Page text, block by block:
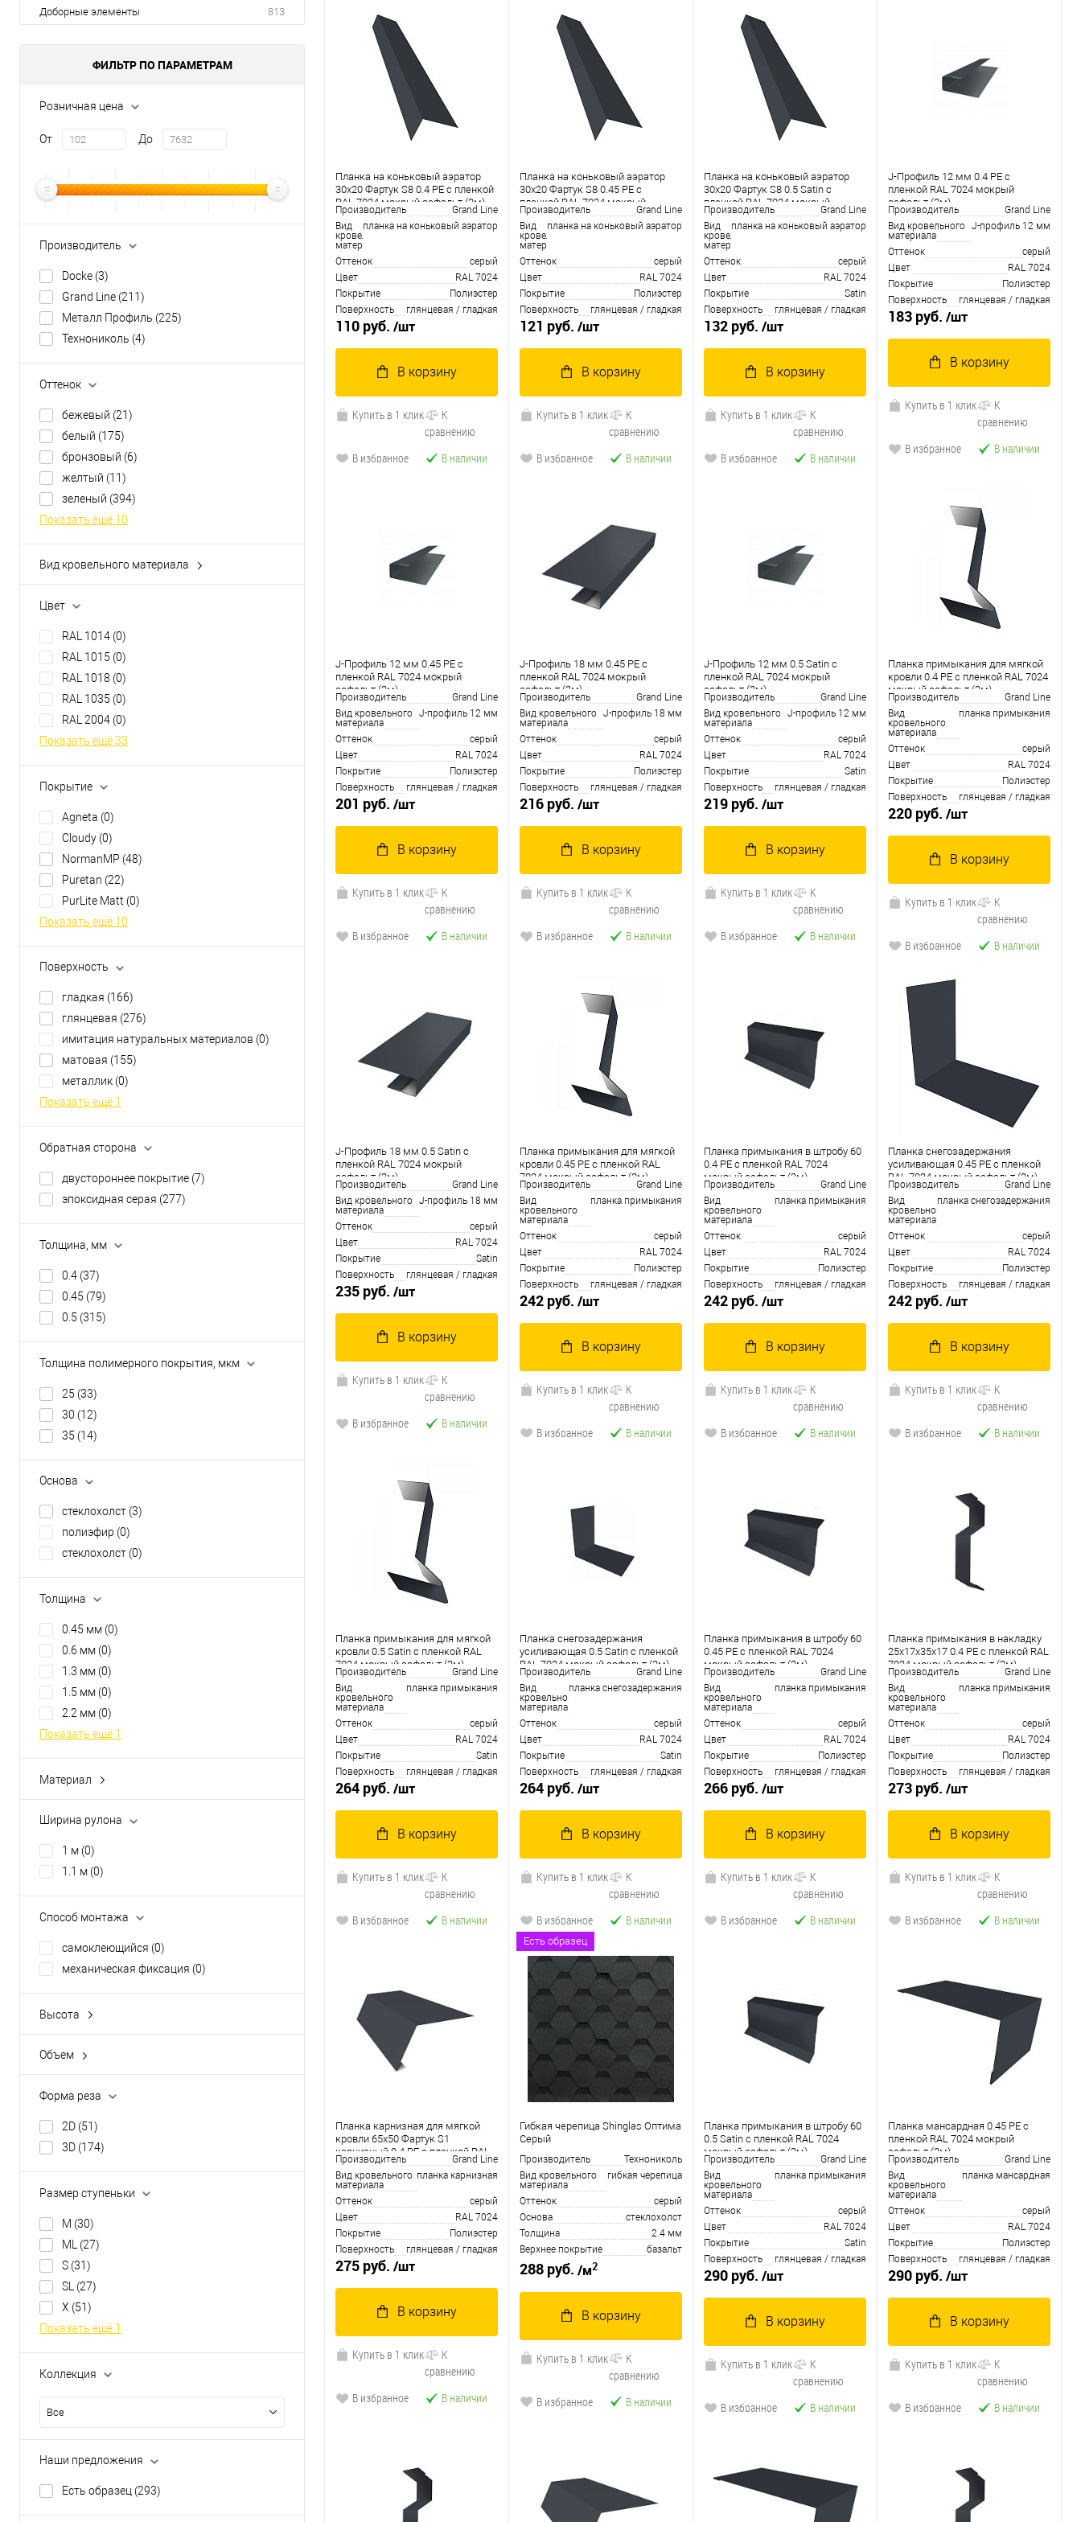
Доборные элементы 813
ФИЛЬТР ПО ПАРАМЕТРАМ
Розничная цена
От До
Производитель
Docke (3)
Grand Line (211)
Металл Профиль (225)
Технониколь (4)
Оттенок
бежевый (21)
белый (175)
бронзовый (6)
желтый (11)
зеленый (394)
Показать ещё 10
Вид кровельного материала
J-профиль 12 мм(3)
J-профиль 18 мм
гвозди (0)
гибкая черепица
Показать ещё 20
Цвет
RAL 1014 (0)
RAL 1015 (0)
RAL 1018 (0)
RAL 1035 (0)
RAL 2004 (0)
Показать ещё 33
Покрытие
Agneta (0)
Cloudy (0)
NormanMP (48)
Puretan (22)
PurLite Matt (0)
Показать ещё 10
Поверхность
гладкая (166)
глянцевая (276)
имитация натуральных материалов (0)
матовая (155)
металлик (0)
Показать ещё 1
Обратная сторона
двустороннее покрытие (7)
эпоксидная серая (277)
Толщина, мм
0.4 (37)
0.45 (79)
0.5 (315)
Толщина полимерного покрытия, мкм
25 (33)
30 (12)
35 (14)
Основа
cтеклохолст (3)
полиэфир (0)
стеклохолст (0)
Толщина
0.45 мм (0)
0.6 мм (0)
1.3 мм (0)
1.5 мм (0)
2.2 мм (0)
Показать ещё 1
Материал
полипропилен
Ширина рулона
1 м (0)
1.1 м (0)
Способ монтажа
cамоклеющийся (0)
механическая фиксация (0)
Высота
118 мм
30 мм(0)
Объем
0.29 л(0)
10 л(0)
Форма реза
2D (51)
3D (174)
Размер ступеньки
M (30)
ML (27)
S (31)
SL (27)
X (51)
Показать ещё 1
Коллекция
Все
Наши предложения
Есть образец (293)
Планка на коньковый аэратор
30х20 Фартук S8 0.4 PE с пленкой
RAL 7024 мокрый асфальт (2м)
Производитель
Grand Line
Вид
кровельного
материала
планка на коньковый аэратор
Оттенок
серый
Цвет
RAL 7024
Покрытие
Полиэстер
Поверхность
глянцевая / гладкая
110 руб. /шт
В корзину
Купить в 1 клик
К
сравнению
В избранное
В наличии
Планка на коньковый аэратор
30х20 Фартук S8 0.45 PE с
пленкой RAL 7024 мокрый
асфальт (2м)
Производитель
Grand Line
Вид
кровельного
материала
планка на коньковый аэратор
Оттенок
серый
Цвет
RAL 7024
Покрытие
Полиэстер
Поверхность
глянцевая / гладкая
121 руб. /шт
В корзину
Купить в 1 клик
К
сравнению
В избранное
В наличии
Планка на коньковый аэратор
30х20 Фартук S8 0.5 Satin с
пленкой RAL 7024 мокрый
асфальт (2м)
Производитель
Grand Line
Вид
кровельного
материала
планка на коньковый аэратор
Оттенок
серый
Цвет
RAL 7024
Покрытие
Satin
Поверхность
глянцевая / гладкая
132 руб. /шт
В корзину
Купить в 1 клик
К
сравнению
В избранное
В наличии
J-Профиль 12 мм 0.4 PE с
пленкой RAL 7024 мокрый
асфальт (2м)
Производитель
Grand Line
Вид кровельного
материала
J-профиль 12 мм
Оттенок
серый
Цвет
RAL 7024
Покрытие
Полиэстер
Поверхность
глянцевая / гладкая
183 руб. /шт
В корзину
Купить в 1 клик
К
сравнению
В избранное
В наличии
J-Профиль 12 мм 0.45 PE с
пленкой RAL 7024 мокрый
асфальт (2м)
Производитель
Grand Line
Вид кровельного
материала
J-профиль 12 мм
Оттенок
серый
Цвет
RAL 7024
Покрытие
Полиэстер
Поверхность
глянцевая / гладкая
201 руб. /шт
В корзину
Купить в 1 клик
К
сравнению
В избранное
В наличии
J-Профиль 18 мм 0.45 PE с
пленкой RAL 7024 мокрый
асфальт (2м)
Производитель
Grand Line
Вид кровельного
материала
J-профиль 18 мм
Оттенок
серый
Цвет
RAL 7024
Покрытие
Полиэстер
Поверхность
глянцевая / гладкая
216 руб. /шт
В корзину
Купить в 1 клик
К
сравнению
В избранное
В наличии
J-Профиль 12 мм 0.5 Satin с
пленкой RAL 7024 мокрый
асфальт (2м)
Производитель
Grand Line
Вид кровельного
материала
J-профиль 12 мм
Оттенок
серый
Цвет
RAL 7024
Покрытие
Satin
Поверхность
глянцевая / гладкая
219 руб. /шт
В корзину
Купить в 1 клик
К
сравнению
В избранное
В наличии
Планка примыкания для мягкой
кровли 0.4 PE с пленкой RAL 7024
мокрый асфальт (2м)
Производитель
Grand Line
Вид
кровельного
материала
планка примыкания
Оттенок
серый
Цвет
RAL 7024
Покрытие
Полиэстер
Поверхность
глянцевая / гладкая
220 руб. /шт
В корзину
Купить в 1 клик
К
сравнению
В избранное
В наличии
J-Профиль 18 мм 0.5 Satin с
пленкой RAL 7024 мокрый
асфальт (2м)
Производитель
Grand Line
Вид кровельного
материала
J-профиль 18 мм
Оттенок
серый
Цвет
RAL 7024
Покрытие
Satin
Поверхность
глянцевая / гладкая
235 руб. /шт
В корзину
Купить в 1 клик
К
сравнению
В избранное
В наличии
Планка примыкания для мягкой
кровли 0.45 PE с пленкой RAL
7024 мокрый асфальт (2м)
Производитель
Grand Line
Вид
кровельного
материала
планка примыкания
Оттенок
серый
Цвет
RAL 7024
Покрытие
Полиэстер
Поверхность
глянцевая / гладкая
242 руб. /шт
В корзину
Купить в 1 клик
К
сравнению
В избранное
В наличии
Планка примыкания в штробу 60
0.4 PE с пленкой RAL 7024
мокрый асфальт (2м)
Производитель
Grand Line
Вид
кровельного
материала
планка примыкания
Оттенок
серый
Цвет
RAL 7024
Покрытие
Полиэстер
Поверхность
глянцевая / гладкая
242 руб. /шт
В корзину
Купить в 1 клик
К
сравнению
В избранное
В наличии
Планка снегозадержания
усиливающая 0.45 PE с пленкой
RAL 7024 мокрый асфальт (2м)
Производитель
Grand Line
Вид
кровельного
материала
планка снегозадержания
Оттенок
серый
Цвет
RAL 7024
Покрытие
Полиэстер
Поверхность
глянцевая / гладкая
242 руб. /шт
В корзину
Купить в 1 клик
К
сравнению
В избранное
В наличии
Планка примыкания для мягкой
кровли 0.5 Satin с пленкой RAL
7024 мокрый асфальт (2м)
Производитель
Grand Line
Вид
кровельного
материала
планка примыкания
Оттенок
серый
Цвет
RAL 7024
Покрытие
Satin
Поверхность
глянцевая / гладкая
264 руб. /шт
В корзину
Купить в 1 клик
К
сравнению
В избранное
В наличии
Планка снегозадержания
усиливающая 0.5 Satin с пленкой
RAL 7024 мокрый асфальт (2м)
Производитель
Grand Line
Вид
кровельного
материала
планка снегозадержания
Оттенок
серый
Цвет
RAL 7024
Покрытие
Satin
Поверхность
глянцевая / гладкая
264 руб. /шт
В корзину
Купить в 1 клик
К
сравнению
В избранное
В наличии
Планка примыкания в штробу 60
0.45 PE с пленкой RAL 7024
мокрый асфальт (2м)
Производитель
Grand Line
Вид
кровельного
материала
планка примыкания
Оттенок
серый
Цвет
RAL 7024
Покрытие
Полиэстер
Поверхность
глянцевая / гладкая
266 руб. /шт
В корзину
Купить в 1 клик
К
сравнению
В избранное
В наличии
Планка примыкания в накладку
25х17х35х17 0.4 PE с пленкой RAL
7024 мокрый асфальт (2м)
Производитель
Grand Line
Вид
кровельного
материала
планка примыкания
Оттенок
серый
Цвет
RAL 7024
Покрытие
Полиэстер
Поверхность
глянцевая / гладкая
273 руб. /шт
В корзину
Купить в 1 клик
К
сравнению
В избранное
В наличии
Планка карнизная для мягкой
кровли 65х50 Фартук S1
карнизный 0.4 PE с пленкой RAL
7024 мокрый асфальт (2м)
Производитель
Grand Line
Вид кровельного
материала
планка карнизная
Оттенок
серый
Цвет
RAL 7024
Покрытие
Полиэстер
Поверхность
глянцевая / гладкая
275 руб. /шт
В корзину
Купить в 1 клик
К
сравнению
В избранное
В наличии
Есть образец
Гибкая черепица Shinglas Оптима
Серый
Производитель
Технониколь
Вид кровельного
материала
гибкая черепица
Оттенок
серый
Основа
cтеклохолст
Толщина
2.4 мм
Верхнее покрытие
базальт
288 руб. /м2
В корзину
Купить в 1 клик
К
сравнению
В избранное
В наличии
Планка примыкания в штробу 60
0.5 Satin с пленкой RAL 7024
мокрый асфальт (2м)
Производитель
Grand Line
Вид
кровельного
материала
планка примыкания
Оттенок
серый
Цвет
RAL 7024
Покрытие
Satin
Поверхность
глянцевая / гладкая
290 руб. /шт
В корзину
Купить в 1 клик
К
сравнению
В избранное
В наличии
Планка мансардная 0.45 PE с
пленкой RAL 7024 мокрый
асфальт (2м)
Производитель
Grand Line
Вид
кровельного
материала
планка мансардная
Оттенок
серый
Цвет
RAL 7024
Покрытие
Полиэстер
Поверхность
глянцевая / гладкая
290 руб. /шт
В корзину
Купить в 1 клик
К
сравнению
В избранное
В наличии